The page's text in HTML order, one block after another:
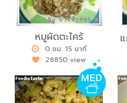
หมูผัดตะไคร้
0 ชม. 15 นาที
28850 view